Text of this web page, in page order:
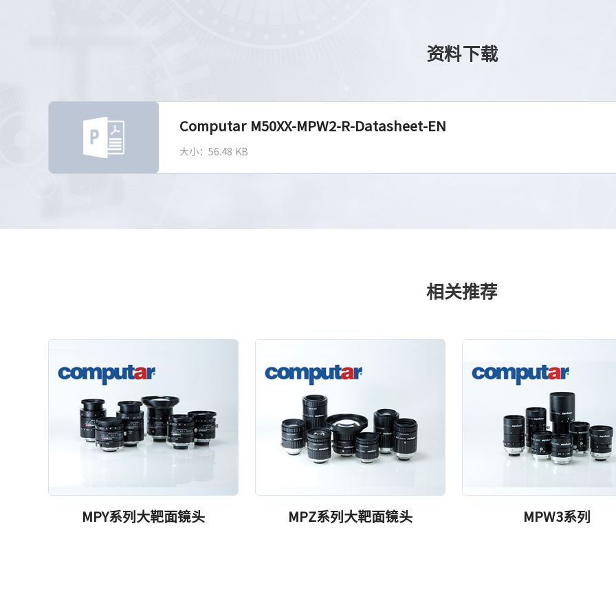
资料下载
Computar M50XX-MPW2-R-Datasheet-EN
大小：56.48 KB
相关推荐
MPY系列大靶面镜头 MPZ系列大靶面镜头 MPW3系列